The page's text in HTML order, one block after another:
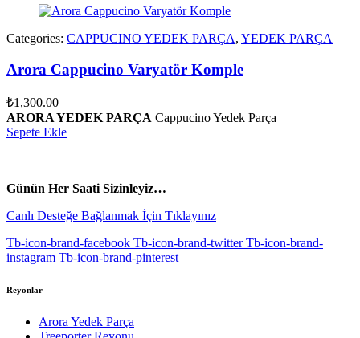
Categories: CAPPUCINO YEDEK PARÇA, YEDEK PARÇA
Arora Cappucino Varyatör Komple
₺1,300.00
ARORA YEDEK PARÇA Cappucino Yedek Parça
Sepete Ekle
Günün Her Saati Sizinleyiz…
Canlı Desteğe Bağlanmak İçin Tıklayınız
Tb-icon-brand-facebook Tb-icon-brand-twitter Tb-icon-brand-
instagram Tb-icon-brand-pinterest
Reyonlar
Arora Yedek Parça